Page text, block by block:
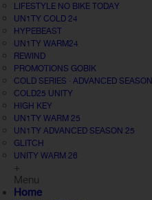
LIFESTYLE NO BIKE TODAY
UN1TY COLD 24
HYPEBEAST
UN1TY WARM24
REWIND
PROMOTIONS GOBIK
COLD SERIES · ADVANCED SEASON
COLD25 UNITY
HIGH KEY
UN1TY WARM 25
UN1TY ADVANCED SEASON 25
GLITCH
UNITY WARM 26
+
Menu
Home